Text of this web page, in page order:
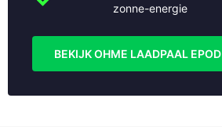
zonne-energie
BEKIJK OHME LAADPAAL EPOD